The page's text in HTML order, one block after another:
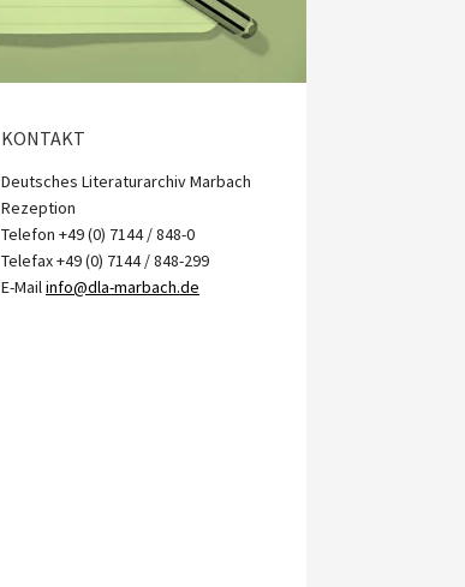
KONTAKT
Deutsches Literaturarchiv Marbach
Rezeption
Telefon +49 (0) 7144 / 848-0
Telefax +49 (0) 7144 / 848-299
E-Mailinfo@dla-marbach.de